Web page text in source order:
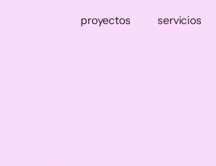
proyectos servicios